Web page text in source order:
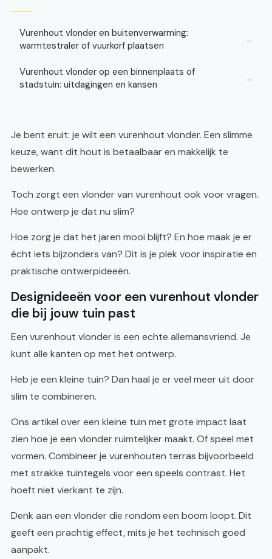
Vurenhout vlonder en buitenverwarming:
warmtestraler of vuurkorf plaatsen
→
Vurenhout vlonder op een binnenplaats of
stadstuin: uitdagingen en kansen
→
Je bent eruit: je wilt een vurenhout vlonder. Een slimme
keuze, want dit hout is betaalbaar en makkelijk te
bewerken.
Toch zorgt een vlonder van vurenhout ook voor vragen.
Hoe ontwerp je dat nu slim?
Hoe zorg je dat het jaren mooi blijft? En hoe maak je er
écht iets bijzonders van? Dit is je plek voor inspiratie en
praktische ontwerpideeën.
Designideeën voor een vurenhout vlonder
die bij jouw tuin past
Een vurenhout vlonder is een echte allemansvriend. Je
kunt alle kanten op met het ontwerp.
Heb je een kleine tuin? Dan haal je er veel meer uit door
slim te combineren.
Ons artikel over een kleine tuin met grote impact laat
zien hoe je een vlonder ruimtelijker maakt. Of speel met
vormen. Combineer je vurenhouten terras bijvoorbeeld
met strakke tuintegels voor een speels contrast. Het
hoeft niet vierkant te zijn.
Denk aan een vlonder die rondom een boom loopt. Dit
geeft een prachtig effect, mits je het technisch goed
aanpakt.